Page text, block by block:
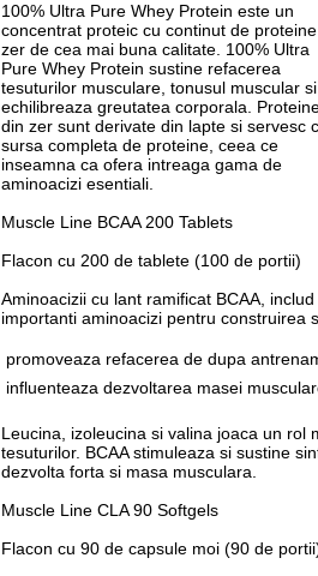
100% Ultra Pure Whey Protein este un
concentrat proteic cu continut de
zer de cea mai buna calitate. 100% Ultra
Pure Whey Protein sustine refacerea
tesuturilor musculare, tonusul muscular si
echilibreaza greutatea corporala.
din zer sunt derivate din lapte si servesc
sursa completa de proteine, ceea ce
inseamna ca ofera intreaga gama de
aminoacizi esentiali.
Muscle Line BCAA 200 Tablets
Flacon cu 200 de tablete (100 de portii)
Aminoacizii cu lant ramificat BCAA,
importanti aminoacizi pentru construirea
 promoveaza refacerea de dupa
 influenteaza dezvoltarea masei
Leucina, izoleucina si valina joaca un rol
tesuturilor. BCAA stimuleaza si sustine
dezvolta forta si masa musculara.
Muscle Line CLA 90 Softgels
Flacon cu 90 de capsule moi (90 de